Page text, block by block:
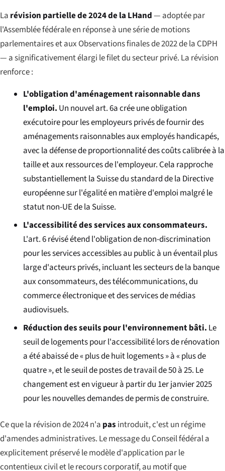
La révision partielle de 2024 de la LHand— adoptée par
l'Assemblée fédérale en réponse à une série de motions
parlementaires et aux Observations finales de 2022 de la CDPH
— a significativement élargi le filet du secteur privé. La révision
renforce :
L'obligation d'aménagement raisonnable dans
l'emploi. Un nouvel art. 6a crée une obligation
exécutoire pour les employeurs privés de fournir des
aménagements raisonnables aux employés handicapés,
avec la défense de proportionnalité des coûts calibrée à la
taille et aux ressources de l'employeur. Cela rapproche
substantiellement la Suisse du standard de la Directive
européenne sur l'égalité en matière d'emploi malgré le
statut non-UE de la Suisse.
L'accessibilité des services aux consommateurs.
L'art. 6 révisé étend l'obligation de non-discrimination
pour les services accessibles au public à un éventail plus
large d'acteurs privés, incluant les secteurs de la banque
aux consommateurs, des télécommunications, du
commerce électronique et des services de médias
audiovisuels.
Réduction des seuils pour l'environnement bâti. Le
seuil de logements pour l'accessibilité lors de rénovation
a été abaissé de « plus de huit logements » à « plus de
quatre », et le seuil de postes de travail de 50 à 25. Le
changement est en vigueur à partir du 1er janvier 2025
pour les nouvelles demandes de permis de construire.
Ce que la révision de 2024 n'a pas introduit, c'est un régime
d'amendes administratives. Le message du Conseil fédéral a
explicitement préservé le modèle d'application par le
contentieux civil et le recours corporatif, au motif que